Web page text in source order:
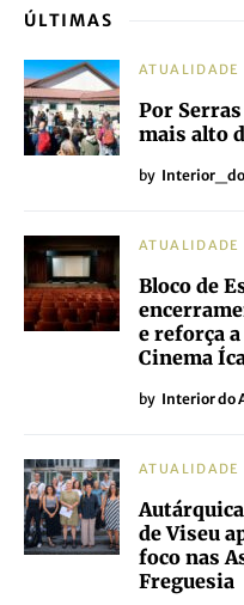
ÚLTIMAS
ATUALIDADE
Por
mais alto
by
ATUALIDADE
Bloco de
e reforça
Cinema
by Interior do
ATUALIDADE
de Viseu
foco nas
Freguesia